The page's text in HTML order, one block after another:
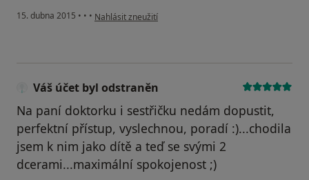
15. dubna 2015 • • • podle názoru uživatele Váš účet byl odstraněn
Nahlásit zneužití
Váš účet byl odstraněn
Na paní doktorku i sestřičku nedám dopustit,
perfektní přístup, vyslechnou, poradí :)...chodila
jsem k nim jako dítě a teď se svými 2
dcerami...maximální spokojenost ;)